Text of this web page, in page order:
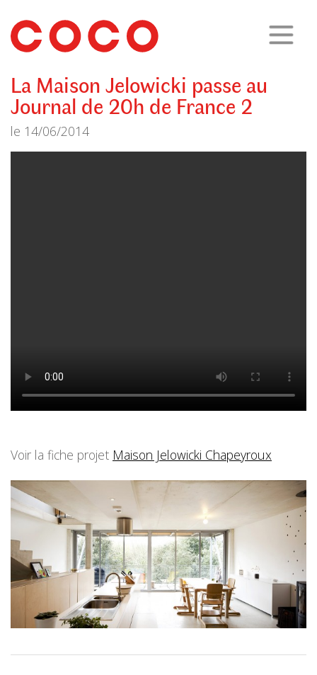
CoCo
Architecture
architecture,
urbanisme,
La Maison Jelowicki passe au
Journal de 20h de France 2
le 14/06/2014
Voir la fiche projet Maison Jelowicki Chapeyroux